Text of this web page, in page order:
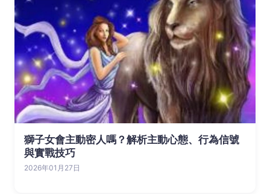
獅子女會主動密人嗎？解析主動心態、行為信號
與實戰技巧
2026年01月27日